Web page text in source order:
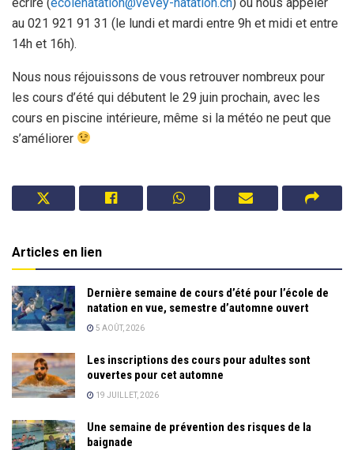
au 021 921 91 31 (le lundi et mardi entre 9h et midi et entre
14h et 16h).
Nous nous réjouissons de vous retrouver nombreux pour
les cours d’été qui débutent le 29 juin prochain, avec les
cours en piscine intérieure, même si la météo ne peut que
s’améliorer
Articles en lien
Dernière semaine de cours d’été pour l’école de
natation en vue, semestre d’automne ouvert
5 AOÛT, 2026
Les inscriptions des cours pour adultes sont
ouvertes pour cet automne
19 JUILLET, 2026
Une semaine de prévention des risques de la
baignade